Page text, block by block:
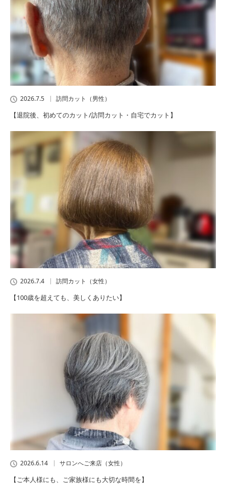
2026.7.5 訪問カット（男性）
【退院後、初めてのカット/訪問カット・自宅でカット】
2026.7.4 訪問カット（女性）
【100歳を超えても、美しくありたい】
2026.6.14 サロンへご来店（女性）
【ご本人様にも、ご家族様にも大切な時間を】